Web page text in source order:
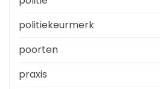
politiekeurmerk
poorten
praxis